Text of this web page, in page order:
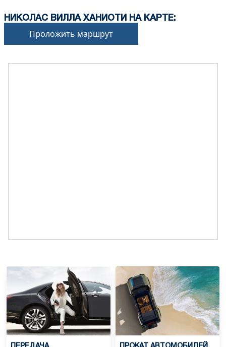
НИКОЛАС ВИЛЛА ХАНИОТИ НА КАРТЕ:
Проложить маршрут